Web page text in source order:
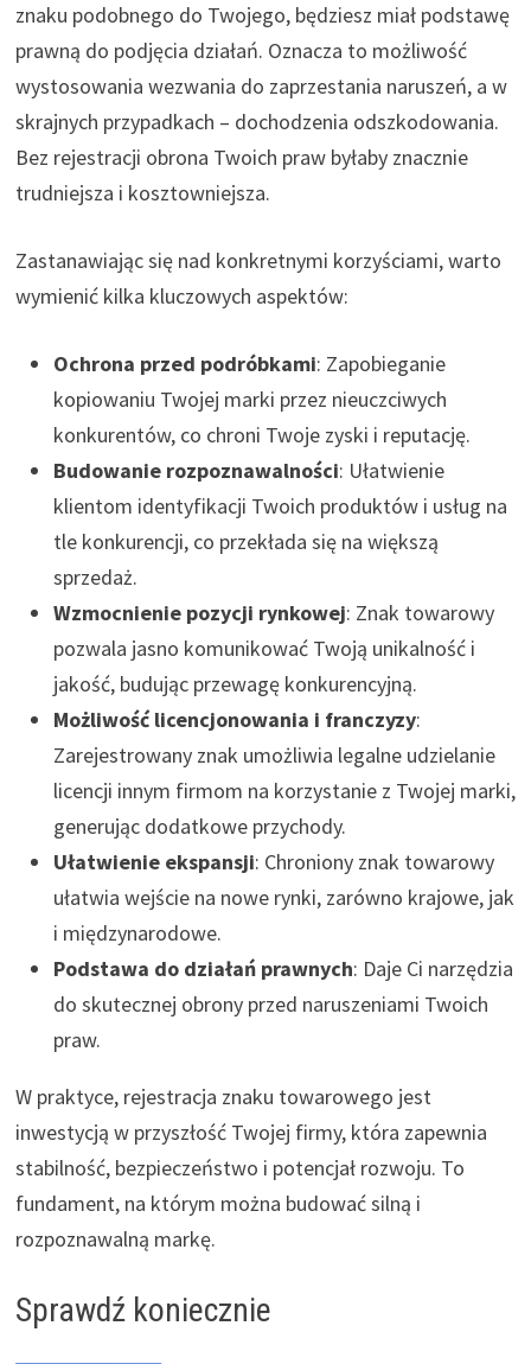
znaku podobnego do Twojego, będziesz miał podstawę
prawną do podjęcia działań. Oznacza to możliwość
wystosowania wezwania do zaprzestania naruszeń, a w
skrajnych przypadkach – dochodzenia odszkodowania.
Bez rejestracji obrona Twoich praw byłaby znacznie
trudniejsza i kosztowniejsza.
Zastanawiając się nad konkretnymi korzyściami, warto
wymienić kilka kluczowych aspektów:
Ochrona przed podróbkami: Zapobieganie
kopiowaniu Twojej marki przez nieuczciwych
konkurentów, co chroni Twoje zyski i reputację.
Budowanie rozpoznawalności: Ułatwienie
klientom identyfikacji Twoich produktów i usług na
tle konkurencji, co przekłada się na większą
sprzedaż.
Wzmocnienie pozycji rynkowej: Znak towarowy
pozwala jasno komunikować Twoją unikalność i
jakość, budując przewagę konkurencyjną.
Możliwość licencjonowania i franczyzy:
Zarejestrowany znak umożliwia legalne udzielanie
licencji innym firmom na korzystanie z Twojej marki,
generując dodatkowe przychody.
Ułatwienie ekspansji: Chroniony znak towarowy
ułatwia wejście na nowe rynki, zarówno krajowe, jak
i międzynarodowe.
Podstawa do działań prawnych: Daje Ci narzędzia
do skutecznej obrony przed naruszeniami Twoich
praw.
W praktyce, rejestracja znaku towarowego jest
inwestycją w przyszłość Twojej firmy, która zapewnia
stabilność, bezpieczeństwo i potencjał rozwoju. To
fundament, na którym można budować silną i
rozpoznawalną markę.
Sprawdź koniecznie